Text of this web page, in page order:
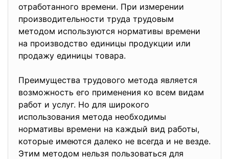
отработанного времени. При измерении
производительности труда трудовым
методом используются нормативы времени
на производство единицы продукции или
продажу единицы товара.
Преимущества трудового метода является
возможность его применения ко всем видам
работ и услуг. Но для широкого
использования метода необходимы
нормативы времени на каждый вид работы,
которые имеются далеко не всегда и не везде.
Этим методом нельзя пользоваться для